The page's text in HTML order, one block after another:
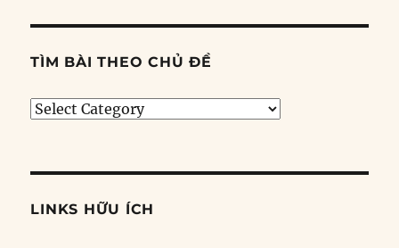
TÌM BÀI THEO CHỦ ĐỀ
Tìm
đề
LINKS HỮU ÍCH